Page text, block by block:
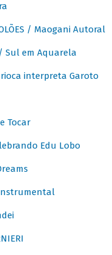
/ Maogani Autoral
/ Sul em Aquarela
interpreta Garoto
Tocar
Edu Lobo